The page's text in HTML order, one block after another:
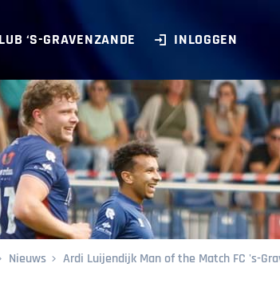
‘S-GRAVENZANDE INLOGGEN
Nieuws Ardi Luijendijk Man of the Match FC 's-